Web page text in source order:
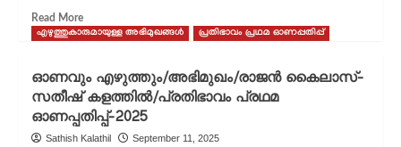
പ്രതിഭാവം
പ്രഥമ
Read MoreRead
more
വാക്കുകളുടെ
കവിതകൾ/
ദേവേശൻ
പേരൂർ
എഴുത്തുകാരുമായുള്ള അഭിമുഖങ്ങൾ പ്രതിഭാവം പ്രഥമ ഓണപ്പതിപ്പ്
ഓണവും എഴുത്തും/അഭിമുഖം/രാജൻ കൈലാസ്-
സതീഷ് കളത്തിൽ/പ്രതിഭാവം പ്രഥമ
ഓണപ്പതിപ്പ്-2025
Sathish Kalathil September 11, 2025